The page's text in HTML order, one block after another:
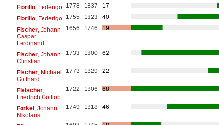
Fiorillo, Federigo 1778 1837
17
Fiorillo, Federigo 1755 1823
40
Fischer, Johann
Caspar
Ferdinand
1656 1746 19
Fischer, Johann
Christian
1733 1800 62
Fischer, Michael
Gotthard
1773 1829 22
Fleischer,
Friedrich Gottlob
1722 1806 68
Forkel, Johann
Nikolaus
1749 1818 46